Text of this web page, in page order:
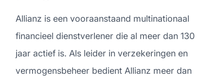
Allianz is een vooraanstaand multinationaal
financieel dienstverlener die al meer dan 130
jaar actief is. Als leider in verzekeringen en
vermogensbeheer bedient Allianz meer dan